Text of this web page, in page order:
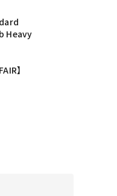
Heavy
】